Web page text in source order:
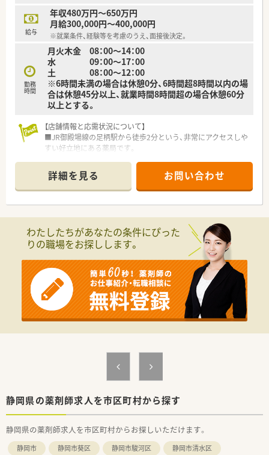
給与
年収480万円～650万円
月給300,000円～400,000円
※就業条件、経験等を考慮のうえ、面接後決定。
勤務
時間
月火木金 08：00～14：00
水 09：00～17：00
土 08：00～12：00
※6時間未満の場合は休憩0分、6時間超8時間以内の場
合は休憩45分以上、就業時間8時間超の場合休憩60分
以上とする。
【店舗情報と応需状況について】
■JR御殿場線の足柄駅から徒歩2分という、非常にアクセスしや
すい好立地にある薬局です。
機関としています。
■1日の処方箋枚数は35枚から40枚程度で、現在は薬剤師1名と
事務員1名で運営しています。
■痛みのクリニックからの処方箋に基づき、調剤業務、監査業
務、服薬指導を一通りご担当いただきます。
■ペインクリニック領域の専門的な薬剤に関する知識を活かし、
■薬剤師1名体制となるため、医薬品の在庫管理や発注業務など
も含めて幅広くお任せします。
【職場環境と雰囲気】
■薬剤師1名と事務員1名の少数精鋭体制ですので、事務スタッ
フと密に連携して業務を進めます。
■処方箋枚数が比較的落ち着いているため、患者様一人ひとりの
■1名体制ですが、グループ全体のヘルプ体制が整っているため、
お休みの際も安心です。
詳細を見る お問い合わせ
わたしたちがあなたの条件にぴった
りの職場をお探しします。
静岡県の薬剤師求人を市区町村から探す
静岡県の薬剤師求人を市区町村からお探しいただけます。
静岡市 静岡市葵区 静岡市駿河区 静岡市清水区